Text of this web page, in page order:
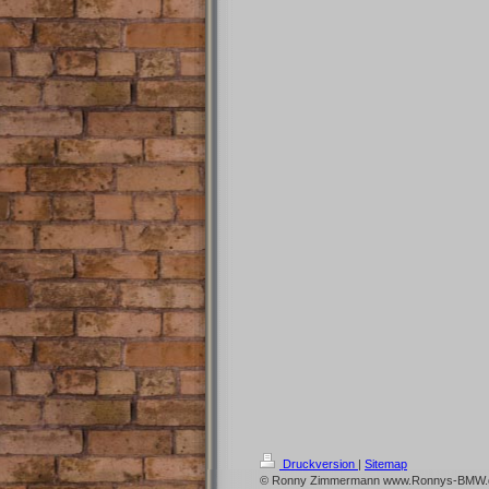
Druckversion | Sitemap
© Ronny Zimmermann www.Ronnys-